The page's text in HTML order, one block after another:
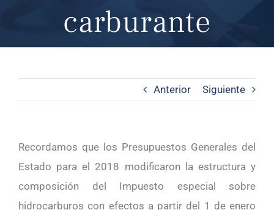
carburante
Anterior Siguiente
Recordamos que los Presupuestos Generales del
Estado para el 2018 modificaron la estructura y
composición del Impuesto especial sobre
hidrocarburos con efectos a partir del 1 de enero